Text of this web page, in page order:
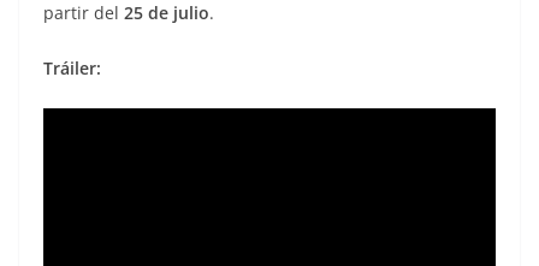
partir del 25 de julio.
Tráiler: